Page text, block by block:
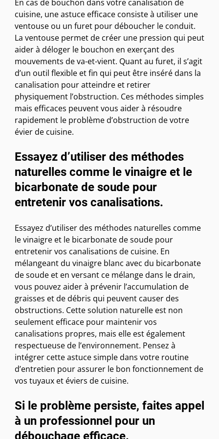
En cas de bouchon dans votre canalisation de
cuisine, une astuce efficace consiste à utiliser une
ventouse ou un furet pour déboucher le conduit.
La ventouse permet de créer une pression qui peut
aider à déloger le bouchon en exerçant des
mouvements de va-et-vient. Quant au furet, il s’agit
d’un outil flexible et fin qui peut être inséré dans la
canalisation pour atteindre et retirer
physiquement l’obstruction. Ces méthodes simples
mais efficaces peuvent vous aider à résoudre
rapidement le problème d’obstruction de votre
évier de cuisine.
Essayez d’utiliser des méthodes
naturelles comme le vinaigre et le
bicarbonate de soude pour
entretenir vos canalisations.
Essayez d’utiliser des méthodes naturelles comme
le vinaigre et le bicarbonate de soude pour
entretenir vos canalisations de cuisine. En
mélangeant du vinaigre blanc avec du bicarbonate
de soude et en versant ce mélange dans le drain,
vous pouvez aider à prévenir l’accumulation de
graisses et de débris qui peuvent causer des
obstructions. Cette solution naturelle est non
seulement efficace pour maintenir vos
canalisations propres, mais elle est également
respectueuse de l’environnement. Pensez à
intégrer cette astuce simple dans votre routine
d’entretien pour assurer le bon fonctionnement de
vos tuyaux et éviers de cuisine.
Si le problème persiste, faites appel
à un professionnel pour un